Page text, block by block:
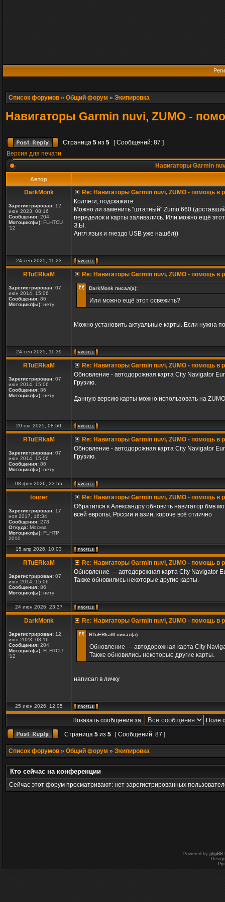
Список форумов » Общий форум » Экипировка
Навигаторы Garmin nuvi, ZUMO -
Страница 5 из 5
[ Сообщений: 87 ]
Версия для печати
Навигаторы Garmin
Автор
DarkMonk
Зарегистрирован: 12
июн 2023, 08:16
Сообщения: 204
Мотоцикл(ы): FLHTCU
'12
Re: Навигаторы Garmin nuvi, ZUMO - помощь в
Коллеги, подскажите
Можно ли заменить "штатный" Zumo 660
переделок и карты заливались. Или можно ещё
З.Ы.
Англ язык и гнездо USB уже нашёл))
24 сен 2025, 11:23
RTuERkaM
Зарегистрирован: 07
июн 2014, 15:06
Сообщения: 86
Мотоцикл(ы): нету
Re: Навигаторы Garmin nuvi, ZUMO - помощь в
DarkMonk писал(а):
Или можно ещё этот освежить?
Можно установить актуальные карты. Если нужна
24 сен 2025, 11:39
RTuERkaM
Зарегистрирован: 07
июн 2014, 15:06
Сообщения: 86
Мотоцикл(ы): нету
Re: Навигаторы Garmin nuvi, ZUMO - помощь в
Обновление - автодорожная карта City Navigator
Грузию.
Данную версию карты можно использовать на
20 окт 2025, 08:50
RTuERkaM
Зарегистрирован: 07
июн 2014, 15:06
Сообщения: 86
Мотоцикл(ы): нету
Re: Навигаторы Garmin nuvi, ZUMO - помощь в
Обновление - автодорожная карта City Navigator
Грузию.
08 фев 2026, 23:55
tourer
Зарегистрирован: 17
ноя 2017, 16:34
Сообщения: 278
Откуда: Москва
Мотоцикл(ы): FLHTP
2010
Re: Навигаторы Garmin nuvi, ZUMO - помощь в
Обратился к Александру обновить навигатор бмв
всей европы, России и азии, короче всё отлично
15 апр 2026, 10:03
RTuERkaM
Зарегистрирован: 07
июн 2014, 15:06
Сообщения: 86
Мотоцикл(ы): нету
Re: Навигаторы Garmin nuvi, ZUMO - помощь в
Обновление --- автодорожная карта City Navigator
Также обновились некоторые другие карты.
24 июн 2026, 23:37
DarkMonk
Зарегистрирован: 12
июн 2023, 08:16
Сообщения: 204
Мотоцикл(ы): FLHTCU
'12
Re: Навигаторы Garmin nuvi, ZUMO - помощь в
RTuERkaM писал(а):
Обновление --- автодорожная карта City
Также обновились некоторые другие карты.
написал в личку
25 июн 2026, 12:05
Показать сообщения за:
Поле
Страница 5 из 5 [ Сообщений: 87 ]
Список форумов » Общий форум » Экипировка
Кто сейчас на конференции
Сейчас этот форум просматривают: нет зарегистрированных
Powered by phpBB